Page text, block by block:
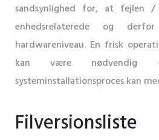
sandsynlighed for, at fejlen
enhedsrelaterede og
hardwareniveau. En frisk
kan være
systeminstallationsproces kan
Filversionsliste